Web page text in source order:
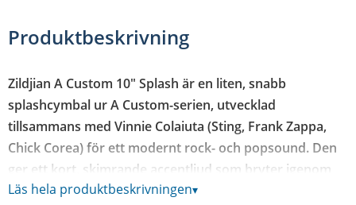
Produktbeskrivning
Zildjian A Custom 10" Splash är en liten, snabb
splashcymbal ur A Custom-serien, utvecklad
tillsammans med Vinnie Colaiuta (Sting, Frank Zappa,
Chick Corea) för ett modernt rock- och popsound. Den
ger ett kort, skimrande accentljud som bryter igenom
fint i bandsammanhang utan att ta överhanden över
Läs hela produktbeskrivningen▾